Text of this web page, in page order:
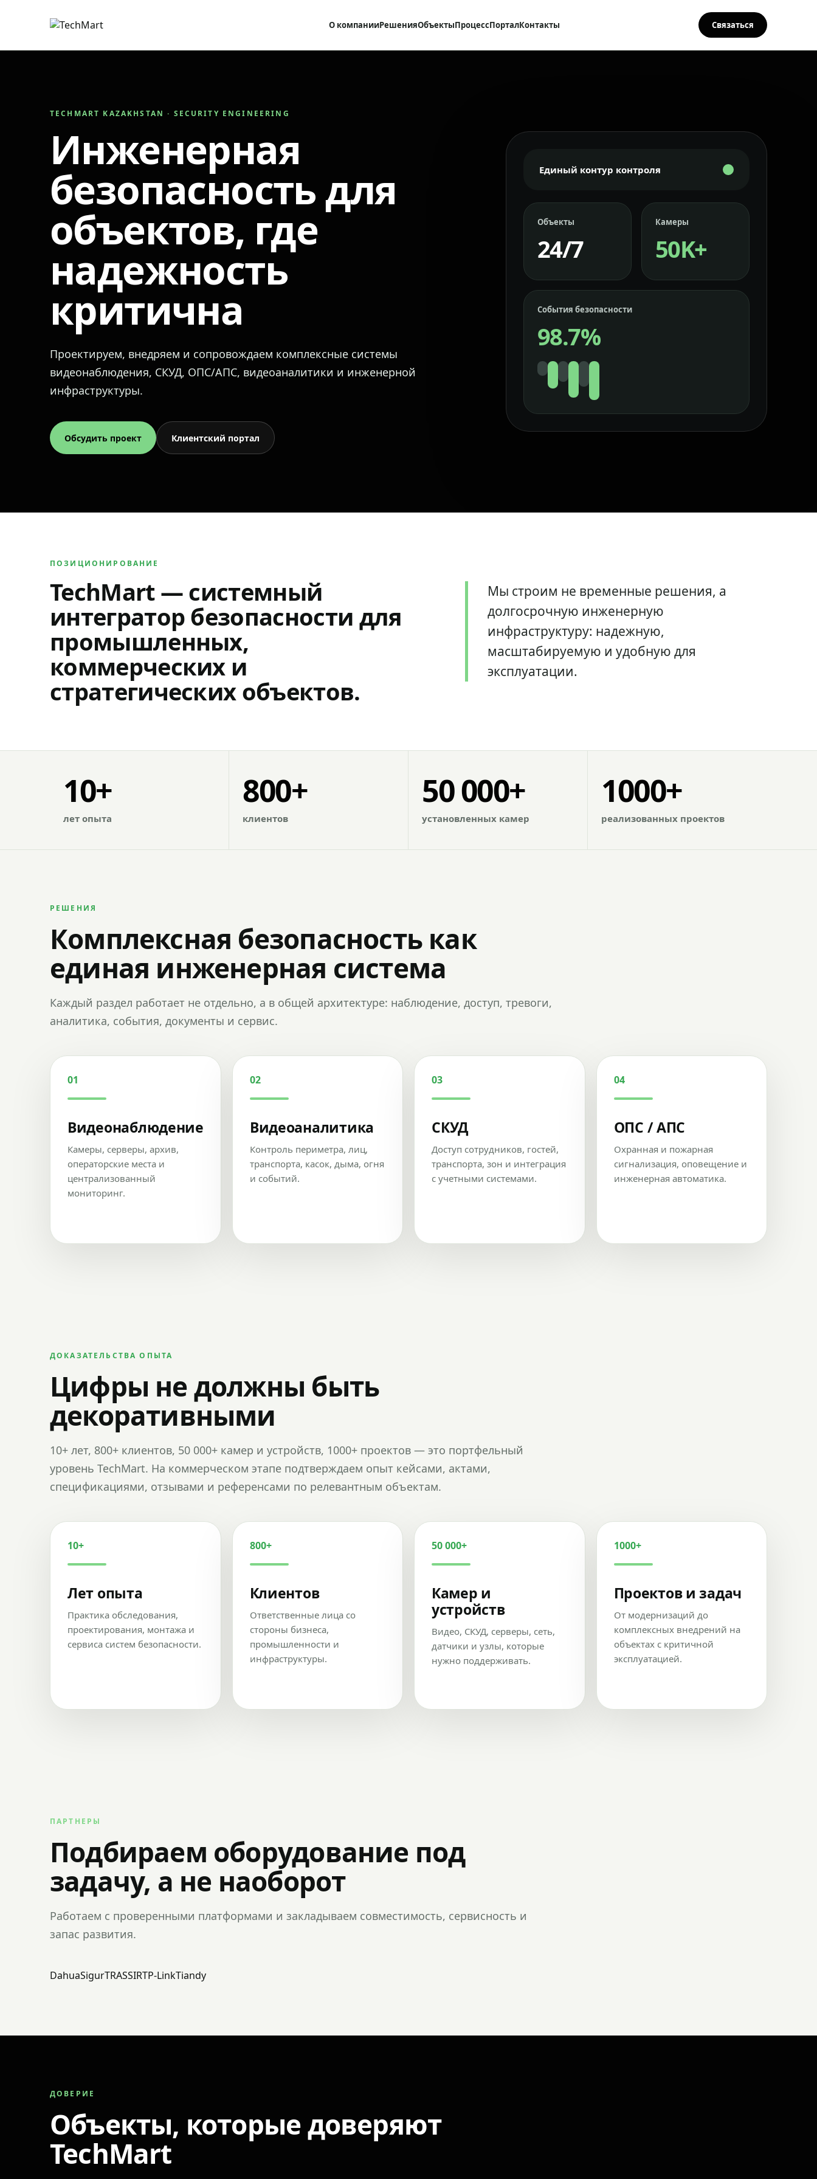
О компанииРешенияОбъектыПроцессПорталКонтакты Связаться
TECHMART KAZAKHSTAN · SECURITY ENGINEERING
Инженерная
безопасность для
объектов, где
надежность
критична
Проектируем, внедряем и сопровождаем комплексные системы
видеонаблюдения, СКУД, ОПС/АПС, видеоаналитики и инженерной
инфраструктуры.
Обсудить проект Клиентский портал
Единый контур контроля
Объекты
24/7
Камеры
50K+
События безопасности
98.7%
ПОЗИЦИОНИРОВАНИЕ
TechMart — системный
интегратор безопасности для
промышленных,
коммерческих и
стратегических объектов.
Мы строим не временные решения, а
долгосрочную инженерную
инфраструктуру: надежную,
масштабируемую и удобную для
эксплуатации.
10+
лет опыта
800+
клиентов
50 000+
установленных камер
1000+
реализованных проектов
РЕШЕНИЯ
Комплексная безопасность как
единая инженерная система
Каждый раздел работает не отдельно, а в общей архитектуре: наблюдение, доступ, тревоги,
аналитика, события, документы и сервис.
01
Видеонаблюдение
Камеры, серверы, архив,
операторские места и
централизованный
мониторинг.
02
Видеоаналитика
Контроль периметра, лиц,
транспорта, касок, дыма, огня
и событий.
03
СКУД
Доступ сотрудников, гостей,
транспорта, зон и интеграция
с учетными системами.
04
ОПС / АПС
Охранная и пожарная
сигнализация, оповещение и
инженерная автоматика.
ДОКАЗАТЕЛЬСТВА ОПЫТА
Цифры не должны быть
декоративными
10+ лет, 800+ клиентов, 50 000+ камер и устройств, 1000+ проектов — это портфельный
уровень TechMart. На коммерческом этапе подтверждаем опыт кейсами, актами,
спецификациями, отзывами и референсами по релевантным объектам.
10+
Лет опыта
Практика обследования,
проектирования, монтажа и
сервиса систем безопасности.
800+
Клиентов
Ответственные лица со
стороны бизнеса,
промышленности и
инфраструктуры.
50 000+
Камер и
устройств
Видео, СКУД, серверы, сеть,
датчики и узлы, которые
нужно поддерживать.
1000+
Проектов и задач
От модернизаций до
комплексных внедрений на
объектах с критичной
эксплуатацией.
ПАРТНЕРЫ
Подбираем оборудование под
задачу, а не наоборот
Работаем с проверенными платформами и закладываем совместимость, сервисность и
запас развития.
DahuaSigurTRASSIRTP-LinkTiandy
ДОВЕРИЕ
Объекты, которые доверяют
TechMart